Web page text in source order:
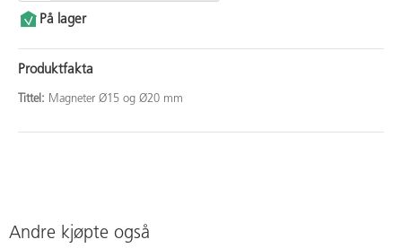
På lager
Produktfakta
Tittel: Magneter Ø15 og Ø20 mm
Andre kjøpte også